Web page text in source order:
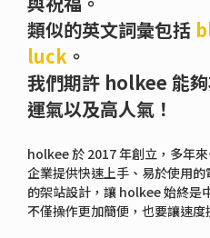
類似的英文詞彙包括
luck 。
我們期許 holkee 能
運氣以及高人氣！
holkee 於 2017 年創立，多年
企業提供快速上手、易於使用
的架站設計，讓 holkee 始終是
不僅操作更加簡便，也要讓速度